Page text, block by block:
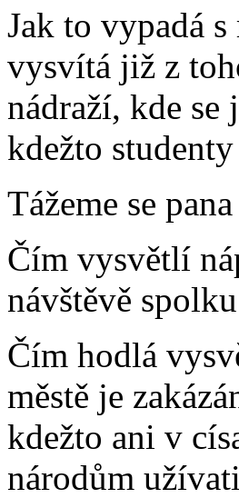
Jak to vypadá
vysvítá již z
nádraží, kde
kdežto
Tážeme se
Čím vysvětlí
návštěvě
Čím hodlá
městě je
kdežto ani v
národům